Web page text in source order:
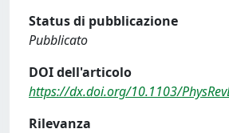
Status di pubblicazione
Pubblicato
DOI dell'articolo
https://dx.doi.org/10.1103/
Rilevanza